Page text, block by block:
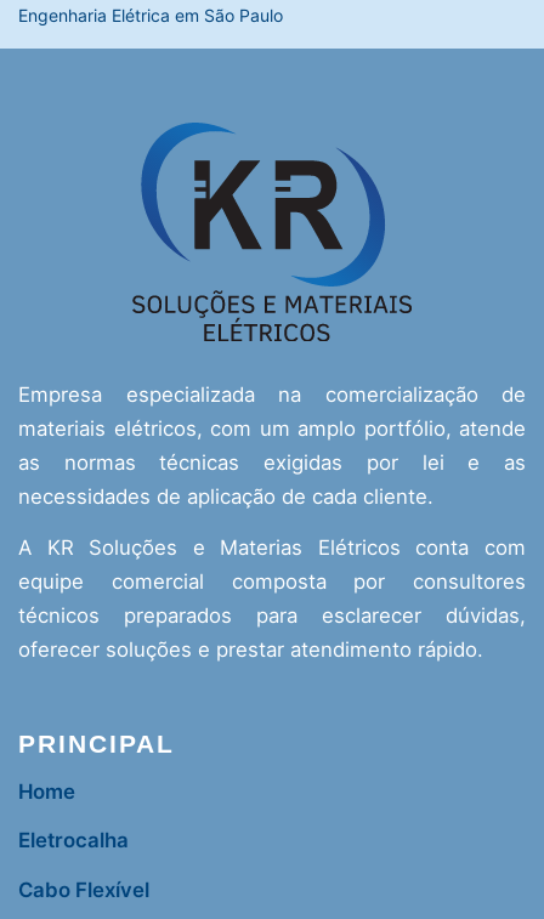
Engenharia Elétrica em São Paulo
Empresa especializada na comercialização de
materiais elétricos, com um amplo portfólio, atende
as normas técnicas exigidas por lei e as
necessidades de aplicação de cada cliente.
A KR Soluções e Materias Elétricos conta com
equipe comercial composta por consultores
técnicos preparados para esclarecer dúvidas,
oferecer soluções e prestar atendimento rápido.
PRINCIPAL
Home
Eletrocalha
Cabo Flexível